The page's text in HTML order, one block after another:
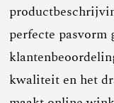
perfecte pasvorm
kwaliteit en het